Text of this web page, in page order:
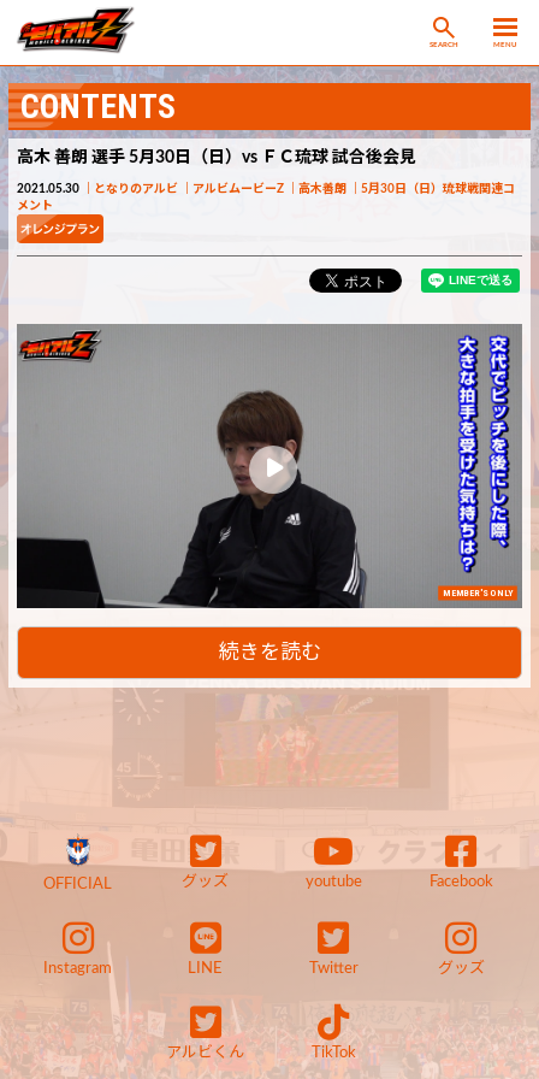
SEARCH MENU
CONTENTS
高木 善朗 選手 5月30日（日）vs ＦＣ琉球 試合後会見
2021.05.30 となりのアルビ アルビムービーZ 高木善朗
5月30日（日）琉球戦関連コ
メント
MEMBER'S ONLY
続きを読む
OFFICIAL グッズ youtube Facebook
Instagram LINE Twitter グッズ
アルビくん TikTok